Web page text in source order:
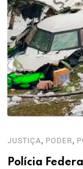
JUSTIÇA, PODER,
Polícia